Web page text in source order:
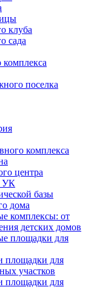
клуба
сада
поселка
комплекса
центра
УК
базы
дома
комплексы: от
детских домов
площадки для
площадки для
участков
площадки для